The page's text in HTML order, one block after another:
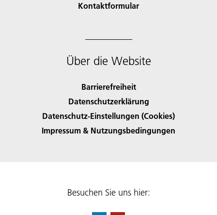
Kontaktformular
Über die Website
Barrierefreiheit
Datenschutzerklärung
Datenschutz-Einstellungen (Cookies)
Impressum & Nutzungsbedingungen
Besuchen Sie uns hier: